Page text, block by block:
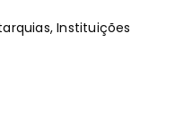
Instituições